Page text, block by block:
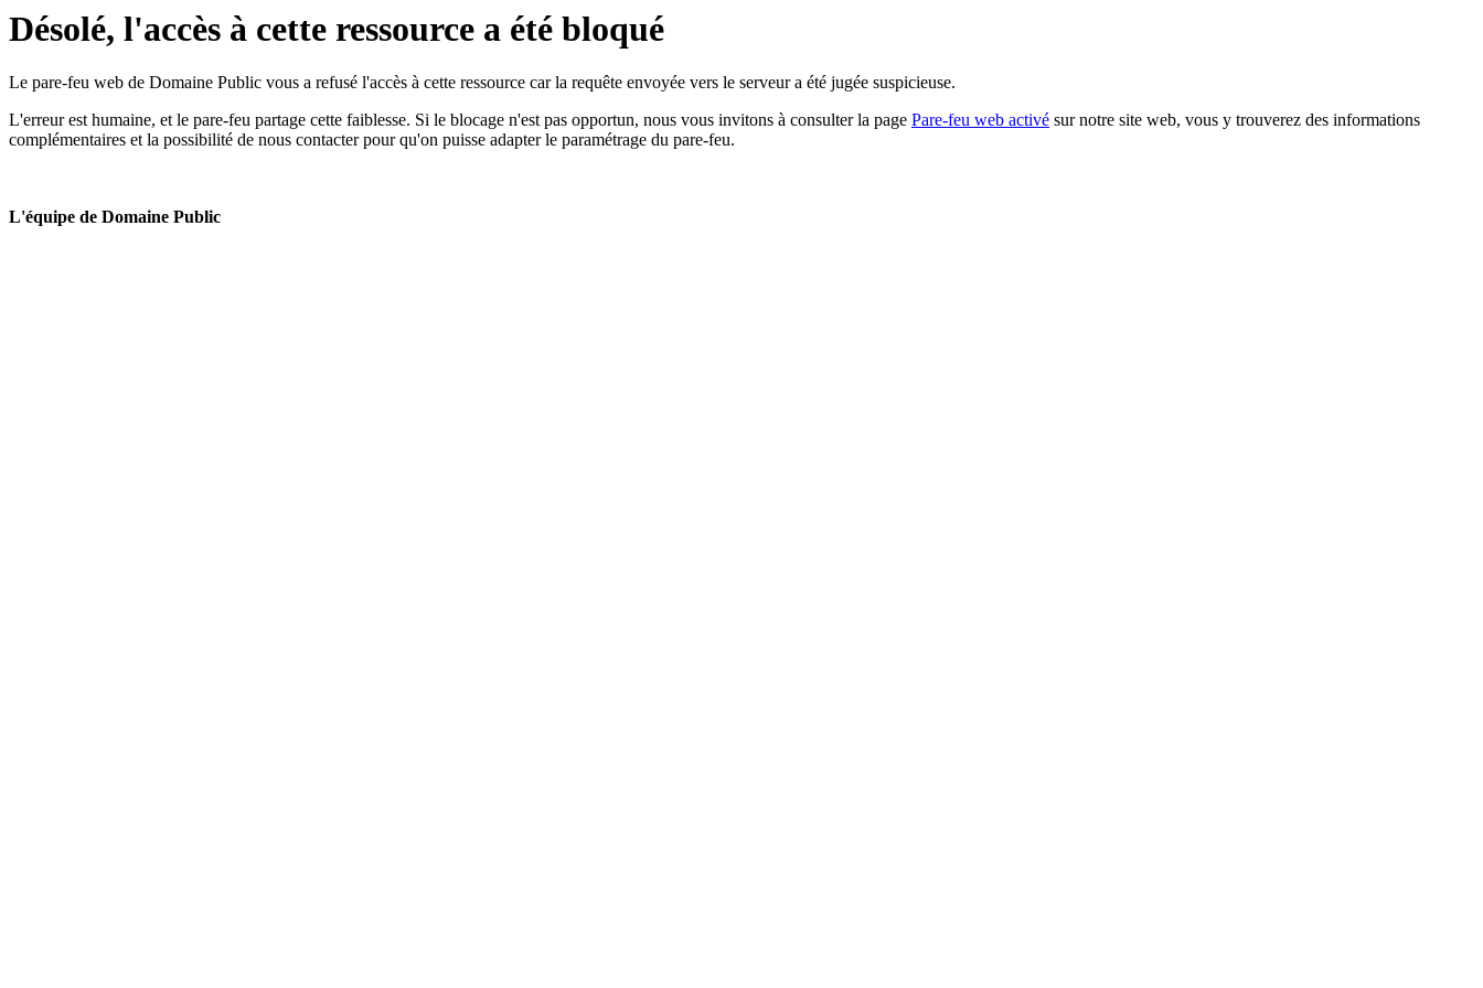
Désolé, l'accès à cette ressource a été bloqué
Le pare-feu web de Domaine Public vous a refusé l'accès à cette ressource car la requête envoyée vers le serveur a été jugée suspicieuse.
L'erreur est humaine, et le pare-feu partage cette faiblesse. Si le blocage n'est pas opportun, nous vous invitons à consulter la page Pare-feu web activé sur notre site web, vous y trouverez des informations
complémentaires et la possibilité de nous contacter pour qu'on puisse adapter le paramétrage du pare-feu.
L'équipe de Domaine Public